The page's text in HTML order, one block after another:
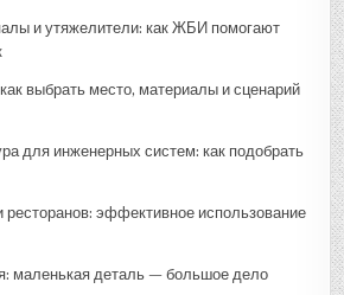
и утяжелители: как ЖБИ помогают
выбрать место, материалы и сценарий
для инженерных систем: как подобрать
эффективное использование
маленькая деталь — большое дело